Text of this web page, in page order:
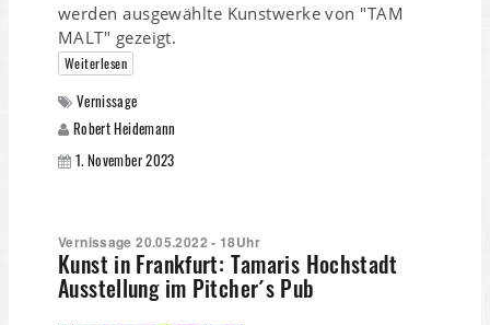
werden ausgewählte Kunstwerke von "TAM
MALT" gezeigt.
Weiterlesen
Vernissage
Robert Heidemann
1. November 2023
Vernissage 20.05.2022 - 18Uhr
Kunst in Frankfurt: Tamaris Hochstadt
Ausstellung im Pitcher´s Pub